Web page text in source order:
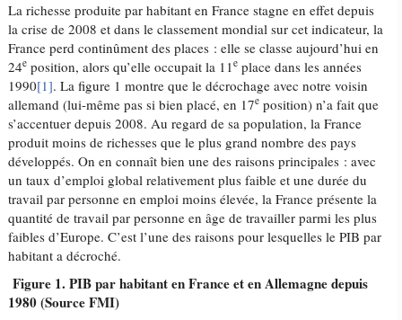
La richesse produite par habitant en France stagne en effet depuis
la crise de 2008 et dans le classement mondial sur cet indicateur, la
France perd continûment des places : elle se classe aujourd’hui en
24e position, alors qu’elle occupait la 11e place dans les années
1990[1]. La figure 1 montre que le décrochage avec notre voisin
allemand (lui-même pas si bien placé, en 17e position) n’a fait que
s’accentuer depuis 2008. Au regard de sa population, la France
produit moins de richesses que le plus grand nombre des pays
développés. On en connaît bien une des raisons principales : avec
un taux d’emploi global relativement plus faible et une durée du
travail par personne en emploi moins élevée, la France présente la
quantité de travail par personne en âge de travailler parmi les plus
faibles d’Europe. C’est l’une des raisons pour lesquelles le PIB par
habitant a décroché.
Figure 1. PIB par habitant en France et en Allemagne depuis
1980 (Source FMI)